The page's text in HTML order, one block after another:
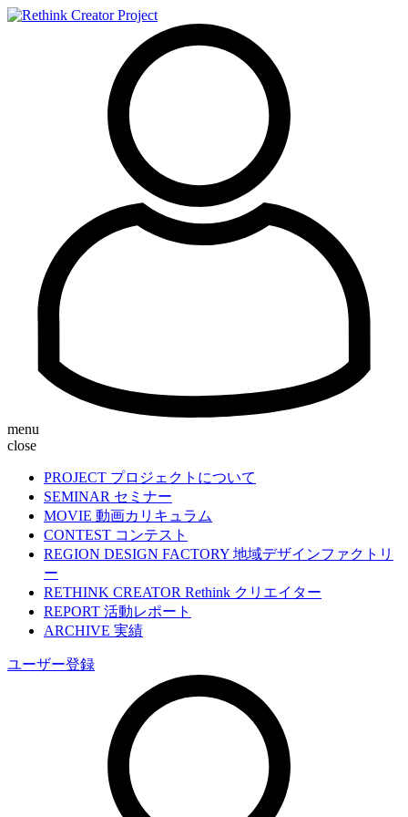
menu
close
PROJECT プロジェクトについて
SEMINAR セミナー
MOVIE 動画カリキュラム
CONTEST コンテスト
REGION DESIGN FACTORY 地域デザインファクトリ
ー
RETHINK CREATOR Rethink クリエイター
REPORT 活動レポート
ARCHIVE 実績
ユーザー登録